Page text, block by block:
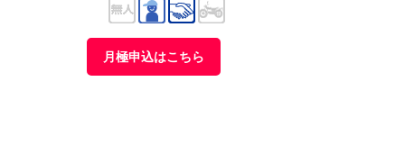
月極申込はこちら